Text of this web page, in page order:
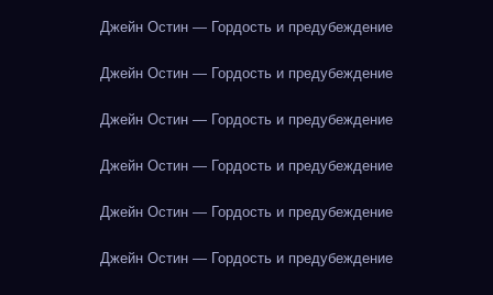
Джейн Остин — Гордость и предубеждение
Джейн Остин — Гордость и предубеждение
Джейн Остин — Гордость и предубеждение
Джейн Остин — Гордость и предубеждение
Джейн Остин — Гордость и предубеждение
Джейн Остин — Гордость и предубеждение